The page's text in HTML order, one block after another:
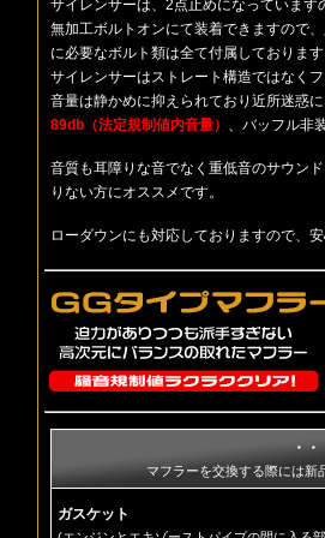
サイレンサーは、2点止めになっていま
無加工ボルトオンにて装着できますので
に必要なボルト類は全て付属しておりま
サイレンサーはストレート構造ではなく
音量は静かめに抑えられており近所迷惑
89db（法定規制値内音量） 、バッフル非
音質も耳障りな音でなく重低音のサウン
りない方にオススメです。
ローダウンにも対応しておりますので、
・
マフラーを交換する際には新
ガスケット